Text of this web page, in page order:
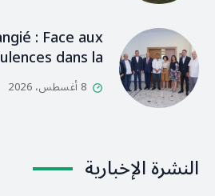
: Face aux
dans la…
8 أغسطس، 2026
النشرة الإخبارية